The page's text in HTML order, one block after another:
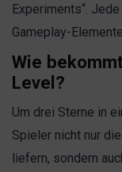
Experiments“.
Gameplay-
Wie
Level?
Um drei Sterne in
Spieler nicht nur
liefern, sondern